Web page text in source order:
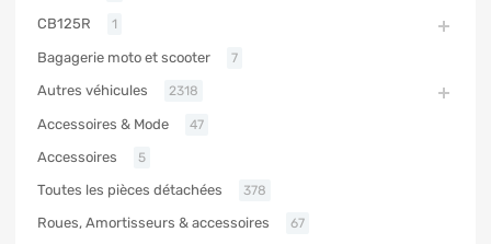
CB125R 1
Bagagerie moto et scooter 7
Autres véhicules 2318
Accessoires & Mode 47
Accessoires 5
Toutes les pièces détachées 378
Roues, Amortisseurs & accessoires 67